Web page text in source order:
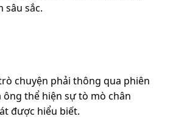
sâu sắc.
chuyện phải thông qua phiên
ông thể hiện sự tò mò chân
được hiểu biết.